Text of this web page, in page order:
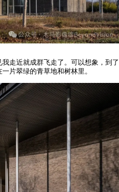
走近就成群飞走了。可以想象，到了
片翠绿的青草地和树林里。